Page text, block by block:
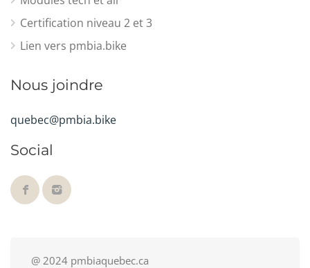
Certification niveau 2 et 3
Lien vers pmbia.bike
Nous joindre
quebec@pmbia.bike
Social
@ 2024 pmbiaquebec.ca